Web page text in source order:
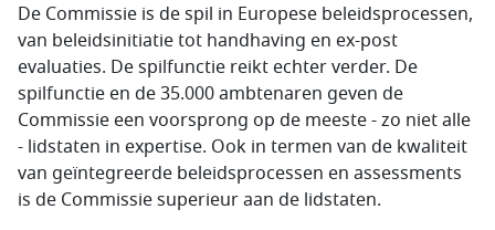
De Commissie is de spil in Europese beleidsprocessen,
van beleidsinitiatie tot handhaving en ex-post
evaluaties. De spilfunctie reikt echter verder. De
spilfunctie en de 35.000 ambtenaren geven de
Commissie een voorsprong op de meeste - zo niet alle
- lidstaten in expertise. Ook in termen van de kwaliteit
van geïntegreerde beleidsprocessen en assessments
is de Commissie superieur aan de lidstaten.